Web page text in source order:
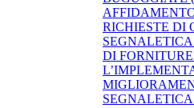
RICHIESTE DI
DI